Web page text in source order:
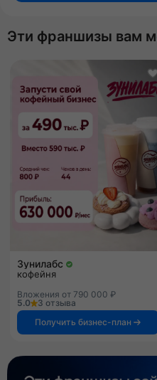
Эти франшизы вам
Зунилабс
кофейня
Вложения от 790 000 ₽
5.0
3 отзыва
Получить бизнес-план